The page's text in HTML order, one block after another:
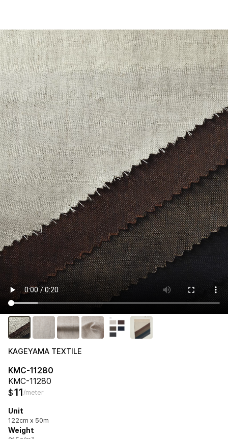
KAGEYAMA TEXTILE
KMC-11280
KMC-11280
$11 /meter
Unit
122cm x 50m
Weight